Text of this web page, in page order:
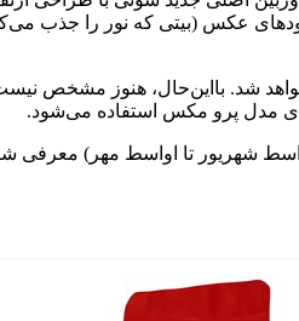
عکس (بیتی که نور را جذب
مدل پرو مکس استفاده می‌شود.
سری آیفون 16 در ماه سپتامبر (اواسط